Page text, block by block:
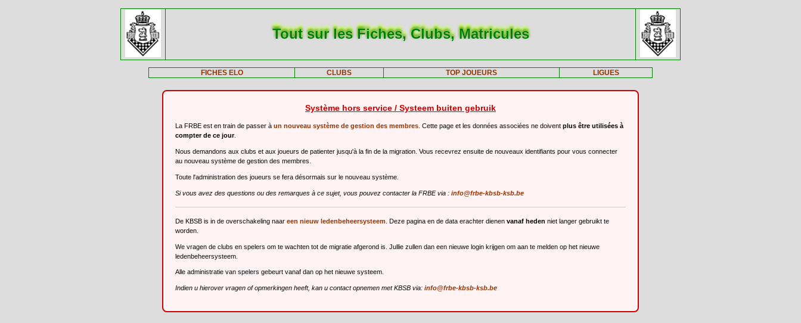
Tout sur les Fiches, Clubs, Matricules
FICHES ELO CLUBS TOP JOUEURS LIGUES
Système hors service / Systeem buiten gebruik
La FRBE est en train de passer à un nouveau système de gestion des membres . Cette page et les données associées ne doivent plus être utilisées à
compter de ce jour.
Nous demandons aux clubs et aux joueurs de patienter jusqu'à la fin de la migration. Vous recevrez ensuite de nouveaux identifiants pour vous connecter
au nouveau système de gestion des membres.
Toute l'administration des joueurs se fera désormais sur le nouveau système.
Si vous avez des questions ou des remarques à ce sujet, vous pouvez contacter la FRBE via : info@frbe-kbsb-ksb.be
De KBSB is in de overschakeling naar een nieuw ledenbeheersysteem . Deze pagina en de data erachter dienen vanaf heden niet langer gebruikt te
worden.
We vragen de clubs en spelers om te wachten tot de migratie afgerond is. Jullie zullen dan een nieuwe login krijgen om aan te melden op het nieuwe
ledenbeheersysteem.
Alle administratie van spelers gebeurt vanaf dan op het nieuwe systeem.
Indien u hierover vragen of opmerkingen heeft, kan u contact opnemen met KBSB via: info@frbe-kbsb-ksb.be